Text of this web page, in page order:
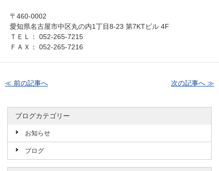
〒460-0002
愛知県名古屋市中区丸の内1丁目8-23 第7KTビル 4F
ＴＥＬ： 052-265-7215
ＦＡＸ： 052-265-7216
≪ 前の記事へ 次の記事へ ≫
ブログカテゴリー
お知らせ
ブログ